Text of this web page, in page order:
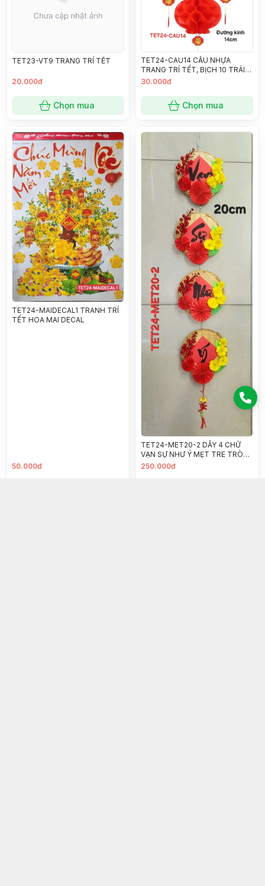
TET23-VT9 TRANG TRÍ TẾT
20.000đ
Chọn mua
TET24-CAU14 CẦU NHỰA
TRANG TRÍ TẾT, BỊCH 10 TRÁI
14CM
30.000đ
Chọn mua
TET24-MAIDECAL1 TRANH TRÍ
TẾT HOA MAI DECAL
50.000đ
TET24-MET20-2 DÂY 4 CHỮ
VẠN SỰ NHƯ Ý MẸT TRE TRÒN
20CM
250.000đ